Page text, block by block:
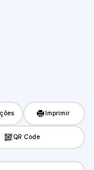
Imprimir
QR Code